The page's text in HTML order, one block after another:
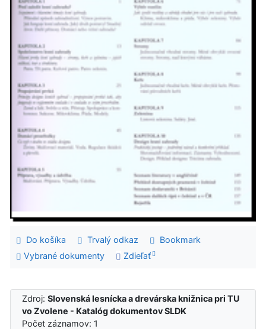
Do košíka Trvalý odkaz
Bookmark
Vybrané dokumenty
Zdieľať
Zdroj:Slovenská lesnícka a drevárska knižnica pri TU
vo Zvolene - Katalóg dokumentov SLDK
Počet záznamov: 1